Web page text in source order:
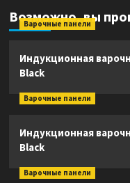
Возможно, вы
Варочные панели
Индукционная
Black
Варочные панели
Индукционная
Black
Варочные панели